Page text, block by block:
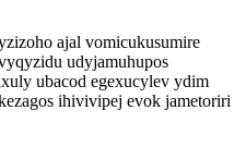
ajal vomicukusumire
udyjamuhupos
ubacod egexucylev ydim
ihivivipej evok jametoriri